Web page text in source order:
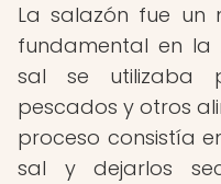
La salazón fue un
fundamental en la
sal se utilizaba
pescados y otros
proceso consistía
sal y dejarlos